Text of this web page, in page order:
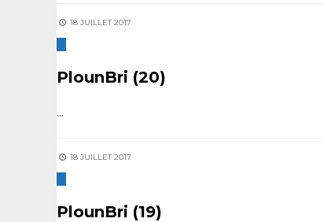
18 JUILLET 2017
PlounBri (20)
...
18 JUILLET 2017
PlounBri (19)